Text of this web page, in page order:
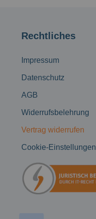
Rechtliches
Impressum
Datenschutz
AGB
Widerrufsbelehrung
Vertrag widerrufen
Cookie-Einstellungen